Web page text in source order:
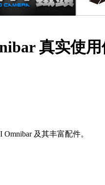
真实使
及其丰富配件。